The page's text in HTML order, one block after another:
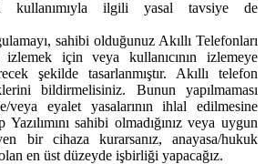
kullanımıyla ilgili yasal tavsiye de
sahibi olduğunuz Akıllı Telefonları
izlemek için veya kullanıcının izlemeye
şekilde tasarlanmıştır. Akıllı telefon
bildirmelisiniz. Bunun yapılmaması
veya eyalet yasalarının ihlal edilmesine
sahibi olmadığınız veya uygun
bir cihaza kurarsanız, anayasa/hukuk
en üst düzeyde işbirliği yapacağız.